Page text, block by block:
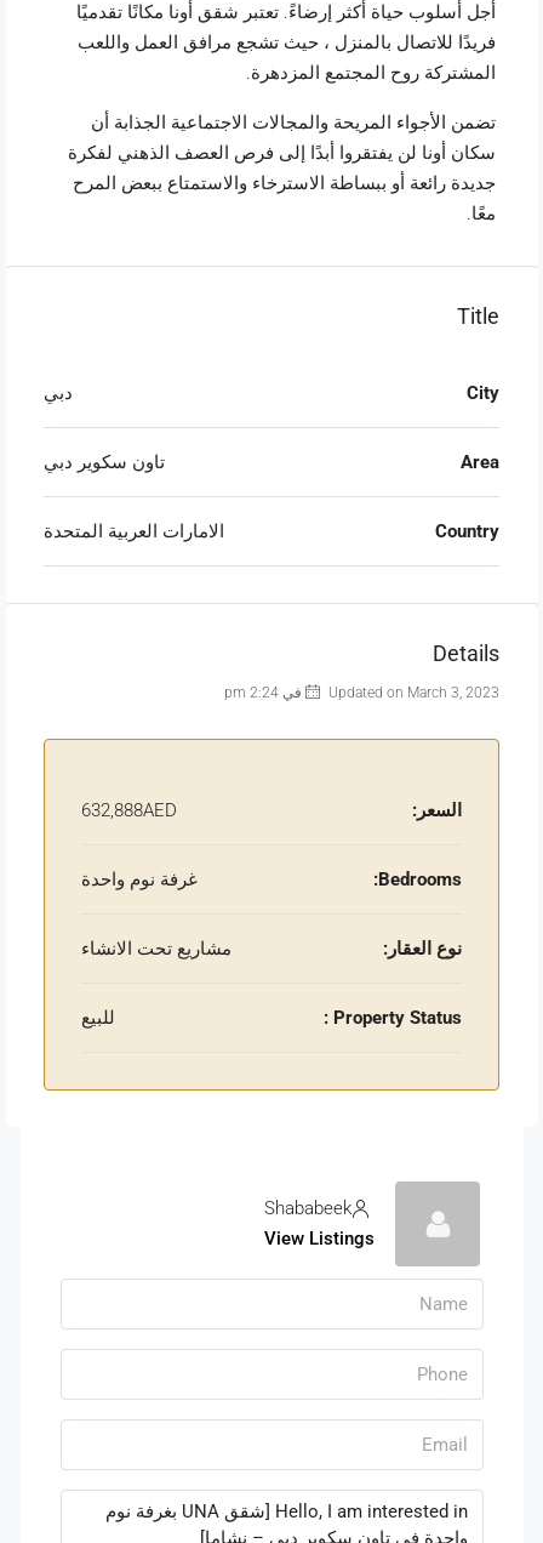
أجل أسلوب حياة أكثر إرضاءً. تعتبر شقق أونا مكانًا تقدميًا
فريدًا للاتصال بالمنزل ، حيث تشجع مرافق العمل واللعب
المشتركة روح المجتمع المزدهرة.
تضمن الأجواء المريحة والمجالات الاجتماعية الجذابة أن
سكان أونا لن يفتقروا أبدًا إلى فرص العصف الذهني لفكرة
جديدة رائعة أو ببساطة الاسترخاء والاستمتاع ببعض المرح
معًا.
Title
City دبي
Area تاون سكوير دبي
Country الامارات العربية المتحدة
Details
Updated on March 3, 2023 في 2:24 pm
السعر: 632,888AED
Bedrooms: غرفة نوم واحدة
نوع العقار: مشاريع تحت الانشاء
Property Status : للبيع
Shababeek
View Listings